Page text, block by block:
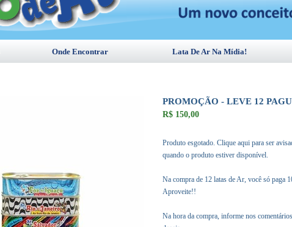
Onde Encontrar Lata De Ar Na Mídia!
PROMOÇÃO - LEVE 12
R$ 150,00
Produto esgotado. Clique aqui para ser
quando o produto estiver disponível.
Na compra de 12 latas de Ar, você só paga
Aproveite!!
Na hora da compra, informe nos